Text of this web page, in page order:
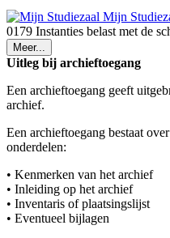
Mijn
0179 Instanties belast met de
Meer...
Uitleg bij archieftoegang
Een archieftoegang geeft
archief.
Een archieftoegang bestaat
onderdelen:
• Kenmerken van het archief
• Inleiding op het archief
• Inventaris of plaatsingslijst
• Eventueel bijlagen